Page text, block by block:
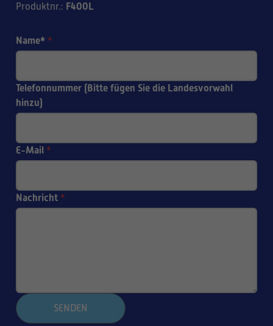
Produktnr.: F400L
Name* *
Telefonnummer (Bitte fügen Sie die Landesvorwahl
hinzu)
E-Mail *
Nachricht *
SENDEN